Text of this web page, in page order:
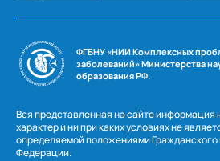
ФГБНУ «НИИ Комплексных
заболеваний» Министерства
образования РФ.
Вся представленная на сайте
характер и ни при каких условиях не
определяемой положениями Гражданского
Федерации.